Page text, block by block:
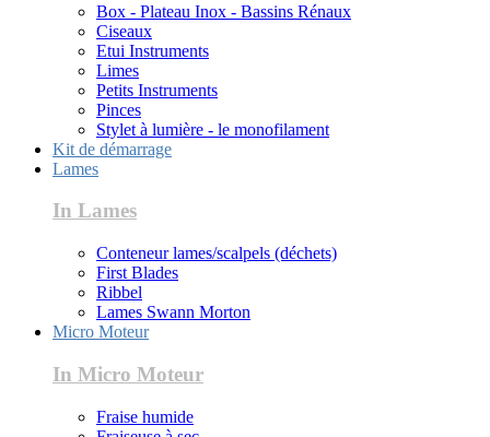
Box - Plateau Inox - Bassins Rénaux
Ciseaux
Etui Instruments
Limes
Petits Instruments
Pinces
Stylet à lumière - le monofilament
Kit de démarrage
Lames
In Lames
Conteneur lames/scalpels (déchets)
First Blades
Ribbel
Lames Swann Morton
Micro Moteur
In Micro Moteur
Fraise humide